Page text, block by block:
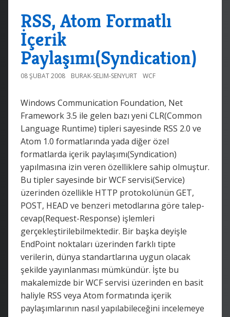
RSS, Atom Formatlı
İçerik
Paylaşımı(Syndication)
08 ŞUBAT 2008 BURAK-SELIM-SENYURT WCF
Windows Communication Foundation, Net
Framework 3.5 ile gelen bazı yeni CLR(Common
Language Runtime) tipleri sayesinde RSS 2.0 ve
Atom 1.0 formatlarında yada diğer özel
formatlarda içerik paylaşımı(Syndication)
yapılmasına izin veren özelliklere sahip olmuştur.
Bu tipler sayesinde bir WCF servisi(Service)
üzerinden özellikle HTTP protokolünün GET,
POST, HEAD ve benzeri metodlarına göre talep-
cevap(Request-Response) işlemleri
gerçekleştirilebilmektedir. Bir başka deyişle
EndPoint noktaları üzerinden farklı tipte
verilerin, dünya standartlarına uygun olacak
şekilde yayınlanması mümkündür. İşte bu
makalemizde bir WCF servisi üzerinden en basit
haliyle RSS veya Atom formatında içerik
paylaşımlarının nasıl yapılabileceğini incelemeye